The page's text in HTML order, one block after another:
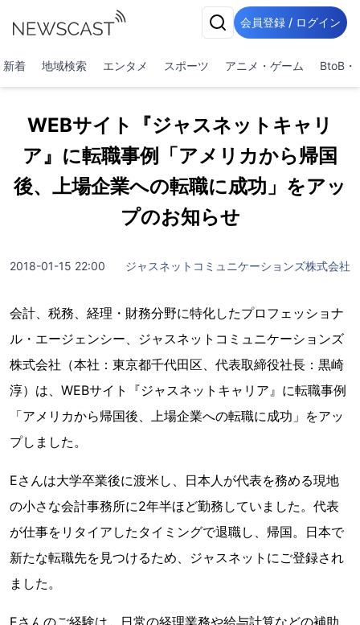
会員登録 / ログイン
新着 地域検索 エンタメ スポーツ アニメ・ゲーム BtoB・
WEBサイト『ジャスネットキャリ
ア』に転職事例「アメリカから帰国
後、上場企業への転職に成功」をアッ
プのお知らせ
2018-01-15 22:00 ジャスネットコミュニケーションズ株式会社
会計、税務、経理・財務分野に特化したプロフェッショナ
ル・エージェンシー、ジャスネットコミュニケーションズ
株式会社（本社：東京都千代田区、代表取締役社長：黒崎
淳）は、WEBサイト『ジャスネットキャリア』に転職事例
「アメリカから帰国後、上場企業への転職に成功」をアッ
プしました。
Eさんは大学卒業後に渡米し、日本人が代表を務める現地
の小さな会計事務所に2年半ほど勤務していました。代表
が仕事をリタイアしたタイミングで退職し、帰国。日本で
新たな転職先を見つけるため、ジャスネットにご登録され
ました。
Eさんのご経験は、日常の経理業務や給与計算などの補助